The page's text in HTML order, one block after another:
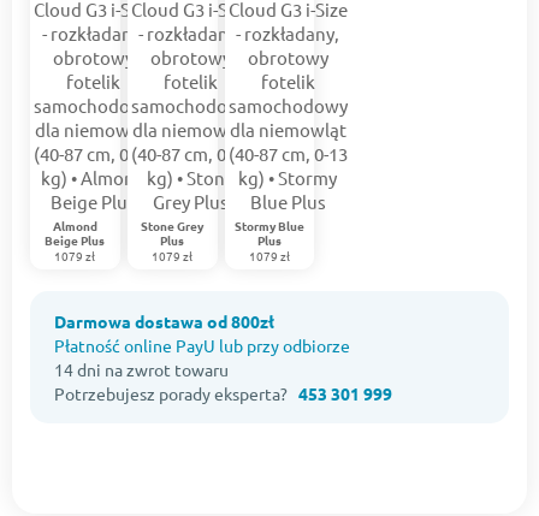
Almond
Beige Plus
1079 zł
Stone Grey
Plus
1079 zł
Stormy Blue
Plus
1079 zł
Darmowa dostawa od 800zł
Płatność online PayU lub przy odbiorze
14 dni na zwrot towaru
Potrzebujesz porady eksperta? 453 301 999